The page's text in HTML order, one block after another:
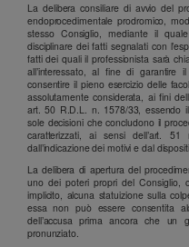
La delibera consiliare di avvio del
endoprocedimentale prodromico,
stesso Consiglio, mediante il
disciplinare dei fatti segnalati con
fatti dei quali il professionista sarà
all’interessato, al fine di garantire
consentire il pieno esercizio delle
assolutamente considerata, ai fini
art. 50 R.D.L. n. 1578/33, essendo
sole decisioni che concludono il
caratterizzati, ai sensi dell’art.
dall’indicazione dei motivi e dal
La delibera di apertura del
uno dei poteri propri del Consiglio,
implicito, alcuna statuizione sulla
essa non può essere consentita
dell’accusa prima ancora che
pronunziato.